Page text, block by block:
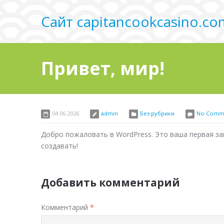
Сайт
Привет, мир!
04.06.2026 admin Без рубрики No
Добро пожаловать в WordPress. Это ваша первая
создавать!
Добавить комментарий
Комментарий *